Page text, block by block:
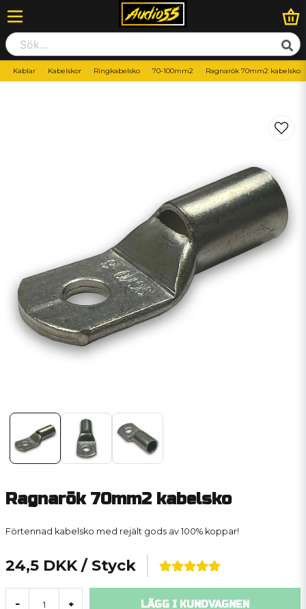
Kablar Kabelskor Ringkabelsko 70-100mm2 Ragnarök 70mm2 kabelsko
Ragnarök 70mm2 kabelsko
Förtennad kabelsko med rejält gods av 100% koppar!
24,5 DKK / Styck
- + LÄGG I KUNDVAGNEN